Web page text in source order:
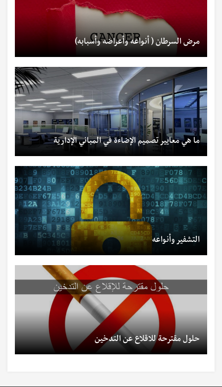
مرض السرطان ( أنواعه وأعراضه وأسبابه)
ما هي معايير تصميم الإضاءة في المباني الإدارية
التشفير وأنواعه
حلول مقترحة للاقلاع عن التدخين